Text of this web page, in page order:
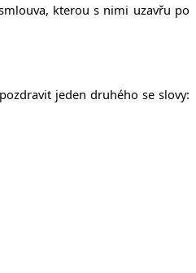
kterou s nimi uzavřu po
jeden druhého se slovy: